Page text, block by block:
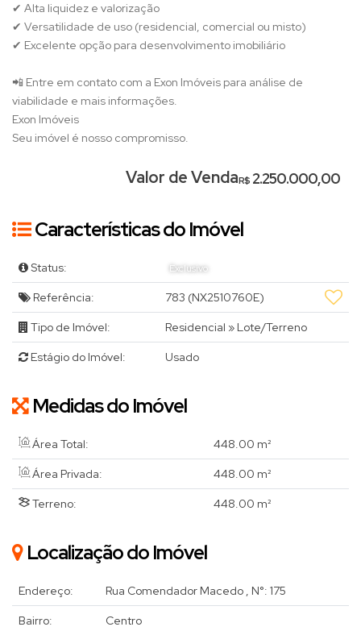
✔ Alta liquidez e valorização
✔ Versatilidade de uso (residencial, comercial ou misto)
✔ Excelente opção para desenvolvimento imobiliário
📲 Entre em contato com a Exon Imóveis para análise de
viabilidade e mais informações.
Exon Imóveis
Seu imóvel é nosso compromisso.
R$ 2.250.000,00
Valor de Venda
Características do Imóvel
Status: Exclusivo
Referência: 783 (NX2510760E)
Tipo de Imóvel: Residencial » Lote/Terreno
Estágio do Imóvel: Usado
Medidas do Imóvel
Área Total: 448.00 m²
Área Privada: 448.00 m²
Terreno: 448.00 m²
Localização do Imóvel
Endereço: Rua Comendador Macedo , N°: 175
Bairro: Centro